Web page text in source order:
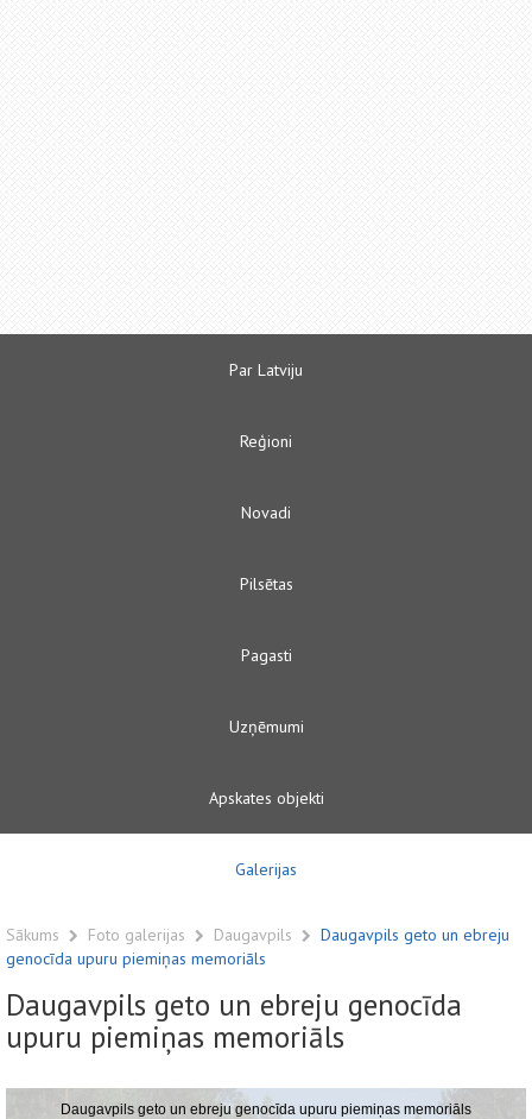
Par Latviju
Reģioni
Novadi
Pilsētas
Pagasti
Uzņēmumi
Apskates objekti
Galerijas
Sākums Foto galerijas Daugavpils
Daugavpils geto un ebreju
genocīda upuru piemiņas memoriāls
Daugavpils geto un ebreju genocīda
upuru piemiņas memoriāls
Daugavpils geto un ebreju genocīda upuru piemiņas memoriāls